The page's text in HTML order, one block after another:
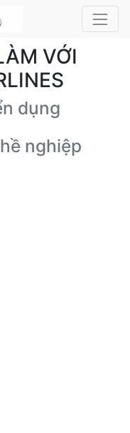
VỚI
dụng
nghiệp